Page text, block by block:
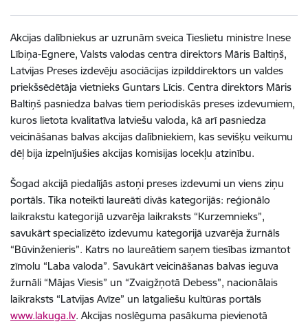
Akcijas dalībniekus ar uzrunām sveica Tieslietu ministre Inese
Lībiņa-Egnere, Valsts valodas centra direktors Māris Baltiņš,
Latvijas Preses izdevēju asociācijas izpilddirektors un valdes
priekšsēdētāja vietnieks Guntars Līcis. Centra direktors Māris
Baltiņš pasniedza balvas tiem periodiskās preses izdevumiem,
kuros lietota kvalitatīva latviešu valoda, kā arī pasniedza
veicināšanas balvas akcijas dalībniekiem, kas sevišķu veikumu
dēļ bija izpelnījušies akcijas komisijas locekļu atzinību.
Šogad akcijā piedalījās astoņi preses izdevumi un viens ziņu
portāls. Tika noteikti laureāti divās kategorijās: reģionālo
laikrakstu kategorijā uzvarēja laikraksts “Kurzemnieks”,
savukārt specializēto izdevumu kategorijā uzvarēja žurnāls
“Būvinženieris”. Katrs no laureātiem saņem tiesības izmantot
zīmolu “Laba valoda”. Savukārt veicināšanas balvas ieguva
žurnāli “Mājas Viesis” un “Zvaigžņotā Debess”, nacionālais
laikraksts “Latvijas Avīze” un latgaliešu kultūras portāls
www.lakuga.lv. Akcijas noslēguma pasākuma pievienotā